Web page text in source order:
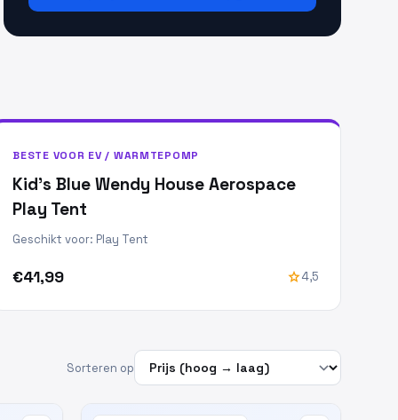
BESTE VOOR EV / WARMTEPOMP
Kid's Blue Wendy House Aerospace
Play Tent
Geschikt voor: Play Tent
€41,99 star4,5
Sorteren op